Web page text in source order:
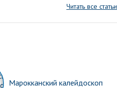
Читать все статьи
Марокканский калейдоскоп